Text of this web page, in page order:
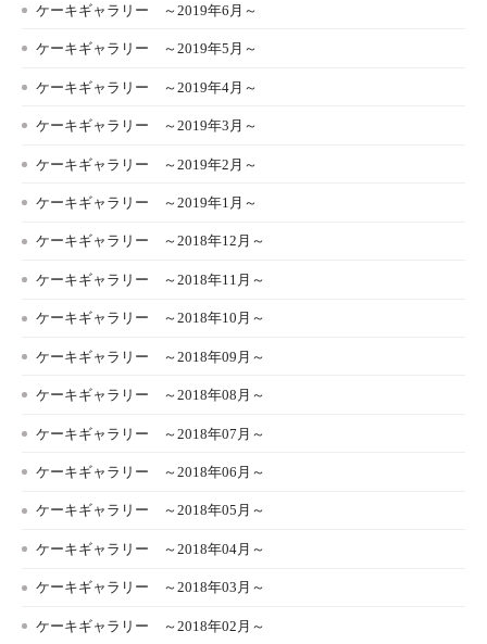
ケーキギャラリー ～2019年6月～
ケーキギャラリー ～2019年5月～
ケーキギャラリー ～2019年4月～
ケーキギャラリー ～2019年3月～
ケーキギャラリー ～2019年2月～
ケーキギャラリー ～2019年1月～
ケーキギャラリー ～2018年12月～
ケーキギャラリー ～2018年11月～
ケーキギャラリー ～2018年10月～
ケーキギャラリー ～2018年09月～
ケーキギャラリー ～2018年08月～
ケーキギャラリー ～2018年07月～
ケーキギャラリー ～2018年06月～
ケーキギャラリー ～2018年05月～
ケーキギャラリー ～2018年04月～
ケーキギャラリー ～2018年03月～
ケーキギャラリー ～2018年02月～